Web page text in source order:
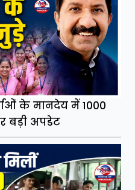
के मानदेय में 1000
बड़ी अपडेट